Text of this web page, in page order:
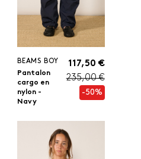
BEAMS BOY
Pantalon
cargo en
nylon -
Navy
117,50 €
235,00 €
-50%